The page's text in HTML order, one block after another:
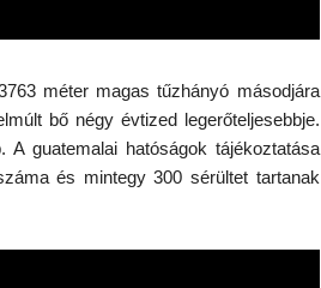
méter magas tűzhányó másodjára
bő négy évtized legerőteljesebbje.
guatemalai hatóságok tájékoztatása
és mintegy 300 sérültet tartanak